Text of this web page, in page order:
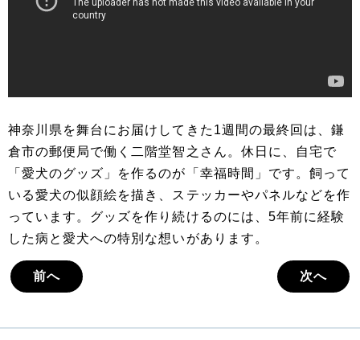
神奈川県を舞台にお届けしてきた1週間の最終回は、鎌
倉市の郵便局で働く二階堂智之さん。休日に、自宅で
「愛犬のグッズ」を作るのが「幸福時間」です。飼って
いる愛犬の似顔絵を描き、ステッカーやパネルなどを作
っています。グッズを作り続けるのには、5年前に経験
した病と愛犬への特別な想いがあります。
前へ 次へ